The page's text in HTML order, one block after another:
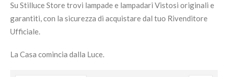
Su Stilluce Store trovi lampade e lampadari Vistosi originali e
garantiti, con la sicurezza di acquistare dal tuo Rivenditore
Ufficiale.
La Casa comincia dalla Luce.